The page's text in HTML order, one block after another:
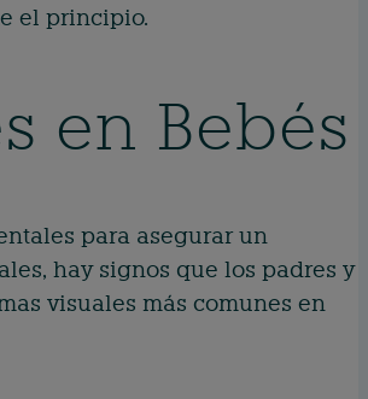
el principio.
en Bebés
para asegurar un
hay signos que los padres y
visuales más comunes en